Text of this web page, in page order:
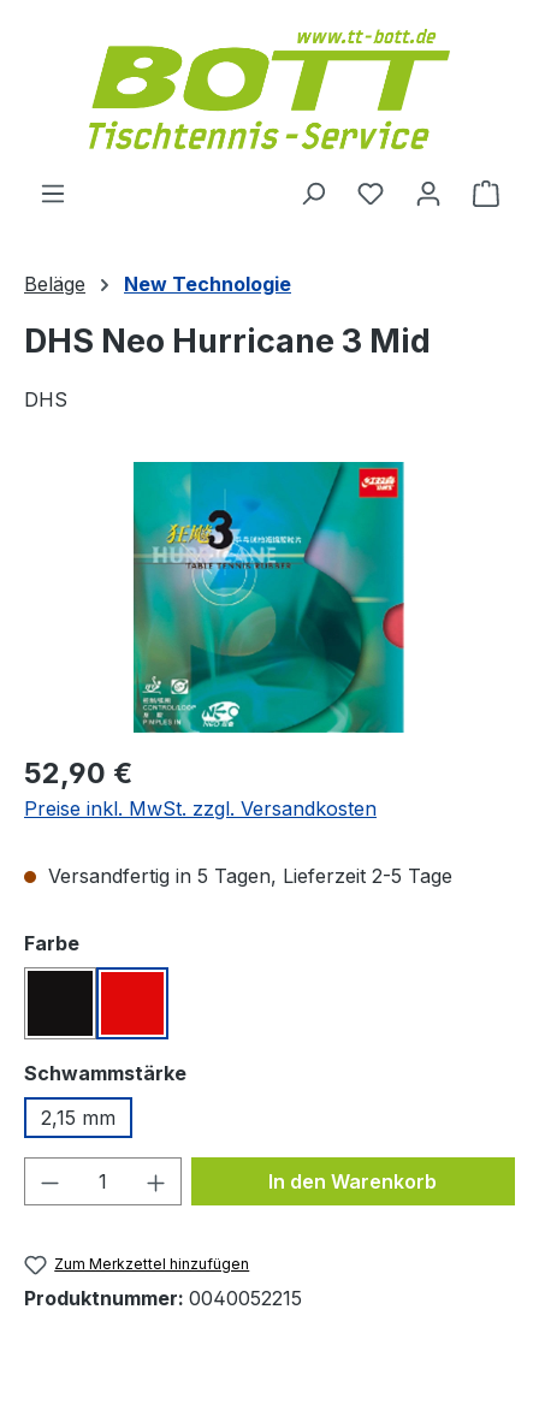
Du hast 0
Beläge New Technologie
DHS Neo Hurricane 3 Mid
DHS
Regulärer Preis:
52,90 €
Preise inkl. MwSt. zzgl. Versandkosten
Versandfertig in 5 Tagen, Lieferzeit 2-5 Tage
Farbeauswählen
Schwammstärkeauswählen
2,15 mm
Produkt Anzahl: Gib denIn den Warenkorb
Zum Merkzettel hinzufügen
Produktnummer: 0040052215